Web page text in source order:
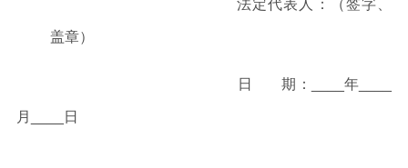
法定代表人：（签字、
盖章）
日 期： ____年____
月____日